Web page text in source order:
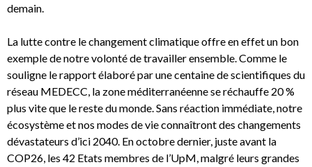
demain.
La lutte contre le changement climatique offre en effet un bon
exemple de notre volonté de travailler ensemble. Comme le
souligne le rapport élaboré par une centaine de scientifiques du
réseau MEDECC, la zone méditerranéenne se réchauffe 20 %
plus vite que le reste du monde. Sans réaction immédiate, notre
écosystème et nos modes de vie connaîtront des changements
dévastateurs d’ici 2040. En octobre dernier, juste avant la
COP26, les 42 Etats membres de l’UpM, malgré leurs grandes